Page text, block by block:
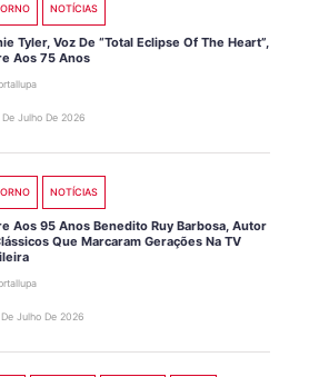
NOTÍCIAS
Tyler, Voz De “Total Eclipse Of The Heart”,
Aos 75 Anos
Julho De 2026
NOTÍCIAS
Aos 95 Anos Benedito Ruy Barbosa, Autor
Que Marcaram Gerações Na TV
Julho De 2026